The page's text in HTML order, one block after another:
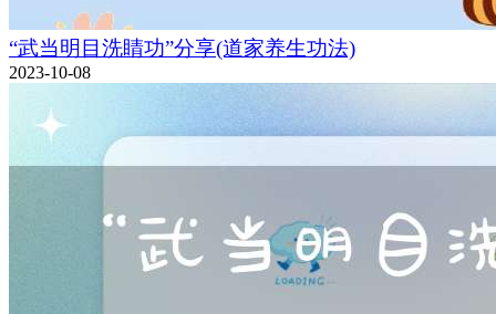
“武当明目洗睛功”分享(道家养生功法)
2023-10-08